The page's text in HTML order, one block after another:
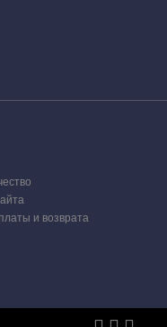
и возврата